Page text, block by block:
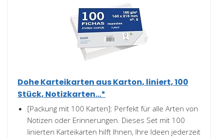
Dohe Karteikarten aus Karton, liniert, 100
Stück, Notizkarten...*
[Packung mit 100 Karten]: Perfekt für alle Arten von
Notizen oder Erinnerungen. Dieses Set mit 100
linierten Karteikarten hilft Ihnen, Ihre Ideen jederzeit